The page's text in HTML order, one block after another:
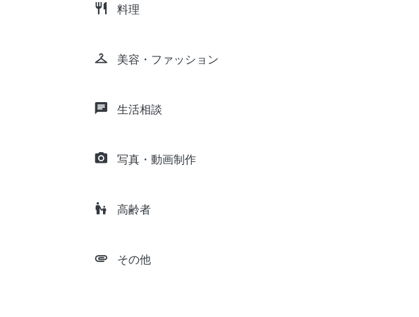
restaurant 料理
checkroom 美容・ファッション
chat 生活相談
camera_alt 写真・動画制作
escalator_warning 高齢者
attachment その他